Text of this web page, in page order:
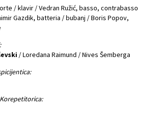
/ klavir / Vedran Ružić, basso, contrabasso
Gazdik, batteria / bubanj / Boris Popov,
/ Loredana Raimund / Nives Šemberga